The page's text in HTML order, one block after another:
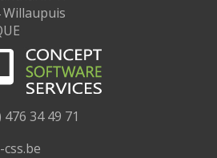
Willaupuis
476 34 49 71